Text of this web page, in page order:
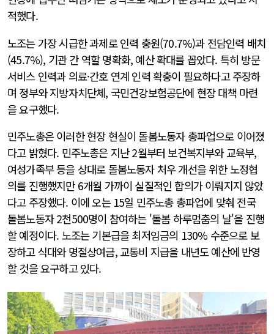
적했다.
노조는 가장 시급한 과제로 인력 충원(70.7%)과 전담인력 배치
(45.7%), 기관 간 역할 명확화, 예산 확대를 꼽았다. 특히 방문
서비스 인력과 의료·간호 연계 인력 확충이 필요하다고 주장하
며 정부와 지방자치단체, 국민건강보험공단에 현장 대책 마련
을 요구했다.
민주노총은 이러한 현장 현실이 돌봄노동자 총파업으로 이어졌
다고 밝혔다. 민주노총은 지난 2월부터 보건복지부와 교육부,
여성가족부 등을 상대로 돌봄노동자 처우 개선을 위한 노정협
의를 진행했지만 6개월 가까이 실질적인 합의가 이뤄지지 않았
다고 주장했다. 이에 오는 15일 민주노총 총파업에 맞춰 전국
돌봄노동자 2천500명이 참여하는 '돌봄 하루멈춤의 날'을 진행
할 예정이다. 노조는 기본급을 최저임금의 130% 수준으로 보
장하고 식대와 명절상여금, 교통비 지급을 내년도 예산에 반영
할 것을 요구하고 있다.